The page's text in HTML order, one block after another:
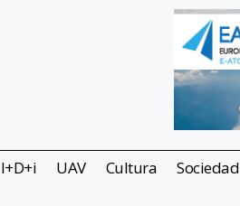
I+D+i UAV Cultura Sociedad